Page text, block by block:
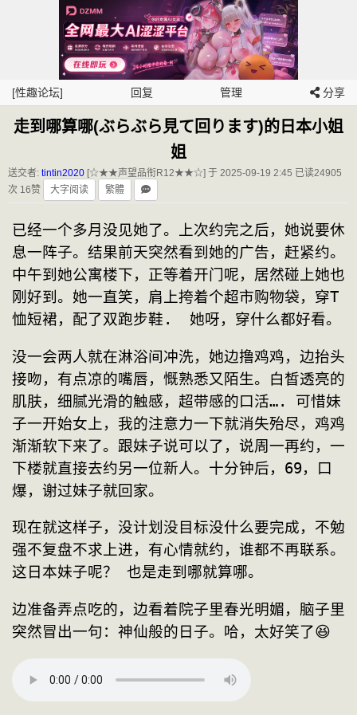
[性趣论坛] 回复 管理 分享
走到哪算哪(ぶらぶら見て回ります)的日本小姐
姐
送交者: tintin2020 [☆★★声望品衔R12★★☆] 于 2025-09-19 2:45 已读24905
次 16赞
大字阅读 繁體
已经一个多月没见她了。上次约完之后，她说要休
息一阵子。结果前天突然看到她的广告，赶紧约。
中午到她公寓楼下，正等着开门呢，居然碰上她也
刚好到。她一直笑，肩上挎着个超市购物袋，穿T
恤短裙，配了双跑步鞋.  她呀，穿什么都好看。
没一会两人就在淋浴间冲洗，她边撸鸡鸡，边抬头
接吻，有点凉的嘴唇，慨熟悉又陌生。白皙透亮的
肌肤，细腻光滑的触感，超带感的口活…. 可惜妹
子一开始女上，我的注意力一下就消失殆尽，鸡鸡
渐渐软下来了。跟妹子说可以了，说周一再约，一
下楼就直接去约另一位新人。十分钟后，69，口
爆，谢过妹子就回家。
现在就这样子，没计划没目标没什么要完成，不勉
强不复盘不求上进，有心情就约，谁都不再联系。
这日本妹子呢？ 也是走到哪就算哪。
边准备弄点吃的，边看着院子里春光明媚，脑子里
突然冒出一句：神仙般的日子。哈，太好笑了😆